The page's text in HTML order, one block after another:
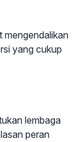
mengendalikan
yang cukup
lembaga
peran